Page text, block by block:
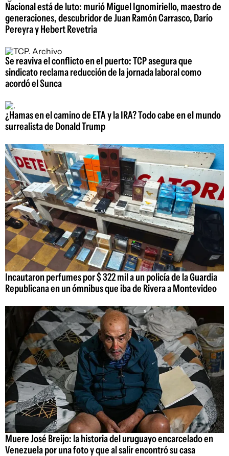
Nacional está de luto: murió Miguel Ignomiriello, maestro de
generaciones, descubridor de Juan Ramón Carrasco, Darío
Pereyra y Hebert Revetria
Se reaviva el conflicto en el puerto: TCP asegura que
sindicato reclama reducción de la jornada laboral como
acordó el Sunca
¿Hamas en el camino de ETA y la IRA? Todo cabe en el mundo
surrealista de Donald Trump
Incautaron perfumes por $ 322 mil a un policía de la Guardia
Republicana en un ómnibus que iba de Rivera a Montevideo
Muere José Breijo: la historia del uruguayo encarcelado en
Venezuela por una foto y que al salir encontró su casa